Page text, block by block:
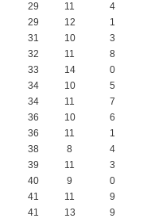
29
11 4
29
12 1
31
10 3
32
11 8
33
14 0
34
10 5
34
11 7
36
10 6
36
11 1
38
8 4
39
11 3
40
9 0
41
11 9
41
13 9